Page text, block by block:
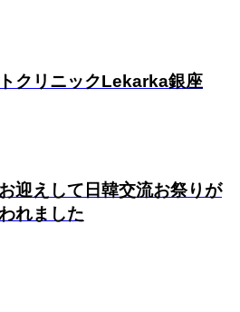
クリニックLekarka銀座
迎えして日韓交流お祭りが
れました